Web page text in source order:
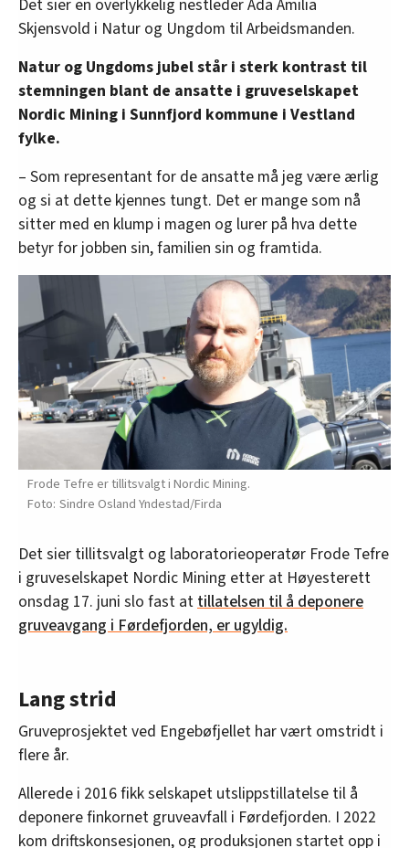
Det sier en overlykkelig nestleder Ada Amilia
Skjensvold i Natur og Ungdom til Arbeidsmanden.
Natur og Ungdoms jubel står i sterk kontrast til
stemningen blant de ansatte i gruveselskapet
Nordic Mining i Sunnfjord kommune i Vestland
fylke.
– Som representant for de ansatte må jeg være ærlig
og si at dette kjennes tungt. Det er mange som nå
sitter med en klump i magen og lurer på hva dette
betyr for jobben sin, familien sin og framtida.
Frode Tefre er tillitsvalgt i Nordic Mining.
Sindre Osland Yndestad/Firda
Det sier tillitsvalgt og laboratorieoperatør Frode Tefre
i gruveselskapet Nordic Mining etter at Høyesterett
onsdag 17. juni slo fast at tillatelsen til å deponere
gruveavgang i Førdefjorden, er ugyldig.
Lang strid
Gruveprosjektet ved Engebøfjellet har vært omstridt i
flere år.
Allerede i 2016 fikk selskapet utslippstillatelse til å
deponere finkornet gruveavfall i Førdefjorden. I 2022
kom driftskonsesjonen, og produksjonen startet opp i